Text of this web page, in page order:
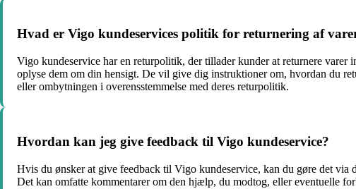
Hvad er Vigo kundeservices politik for returnering af
Vigo kundeservice har en returpolitik, der tillader kunder at returnere varer
oplyse dem om din hensigt. De vil give dig instruktioner om, hvordan du
eller ombytningen i overensstemmelse med deres returpolitik.
Hvordan kan jeg give feedback til Vigo kundeservice?
Hvis du ønsker at give feedback til Vigo kundeservice, kan du gøre det
Det kan omfatte kommentarer om den hjælp, du modtog, eller eventuelle